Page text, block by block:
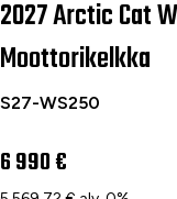
2027 Arctic Cat
Moottorikelkka
S27-WS250
6 990 €